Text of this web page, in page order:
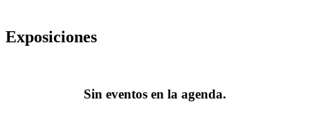
Exposiciones
Sin eventos en la agenda.